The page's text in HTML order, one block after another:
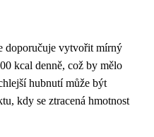
doporučuje vytvořit mírný
kcal denně, což by mělo
hubnutí může být
kdy se ztracená hmotnost